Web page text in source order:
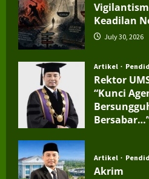
Keadilan
July 30, 2026
Artikel
Rektor
“Kunci
Artikel
Akrim